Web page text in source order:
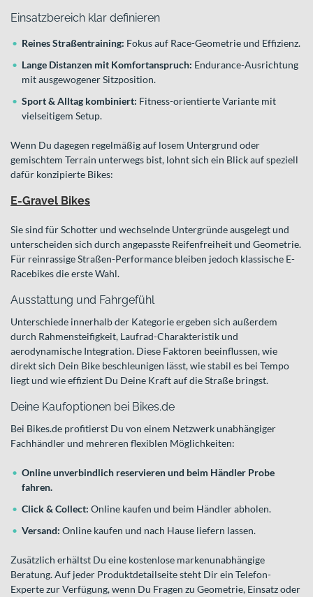
Einsatzbereich klar definieren
Reines Straßentraining: Fokus auf Race-Geometrie und Effizienz.
Lange Distanzen mit Komfortanspruch: Endurance-Ausrichtung
mit ausgewogener Sitzposition.
Sport & Alltag kombiniert: Fitness-orientierte Variante mit
vielseitigem Setup.
Wenn Du dagegen regelmäßig auf losem Untergrund oder
gemischtem Terrain unterwegs bist, lohnt sich ein Blick auf speziell
dafür konzipierte Bikes:
E-Gravel Bikes
Sie sind für Schotter und wechselnde Untergründe ausgelegt und
unterscheiden sich durch angepasste Reifenfreiheit und Geometrie.
Für reinrassige Straßen-Performance bleiben jedoch klassische E-
Racebikes die erste Wahl.
Ausstattung und Fahrgefühl
Unterschiede innerhalb der Kategorie ergeben sich außerdem
durch Rahmensteifigkeit, Laufrad-Charakteristik und
aerodynamische Integration. Diese Faktoren beeinflussen, wie
direkt sich Dein Bike beschleunigen lässt, wie stabil es bei Tempo
liegt und wie effizient Du Deine Kraft auf die Straße bringst.
Deine Kaufoptionen bei Bikes.de
Bei Bikes.de profitierst Du von einem Netzwerk unabhängiger
Fachhändler und mehreren flexiblen Möglichkeiten:
Online unverbindlich reservieren und beim Händler Probe
fahren.
Click & Collect: Online kaufen und beim Händler abholen.
Versand: Online kaufen und nach Hause liefern lassen.
Zusätzlich erhältst Du eine kostenlose markenunabhängige
Beratung. Auf jeder Produktdetailseite steht Dir ein Telefon-
Experte zur Verfügung, wenn Du Fragen zu Geometrie, Einsatz oder